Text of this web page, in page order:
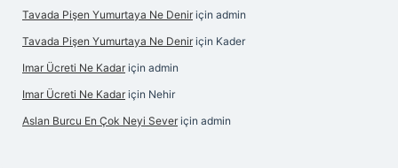
Tavada Pişen Yumurtaya Ne Denir için admin
Tavada Pişen Yumurtaya Ne Denir için Kader
Imar Ücreti Ne Kadar için admin
Imar Ücreti Ne Kadar için Nehir
Aslan Burcu En Çok Neyi Sever için admin